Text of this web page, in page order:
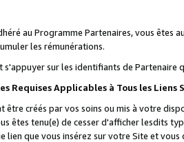
au Programme Partenaires, vous êtes
les rémunérations.
s'appuyer sur les identifiants de Partenaire
Requises Applicables à Tous les Liens
être créés par vos soins ou mis à votre
êtes tenu(e) de cesser d'afficher lesdits
lien que vous insérez sur votre Site et